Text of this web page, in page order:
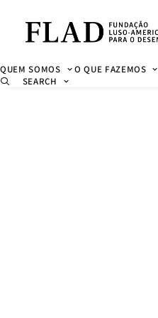
QUEM SOMOS O QUE FAZEMOS
SEARCH